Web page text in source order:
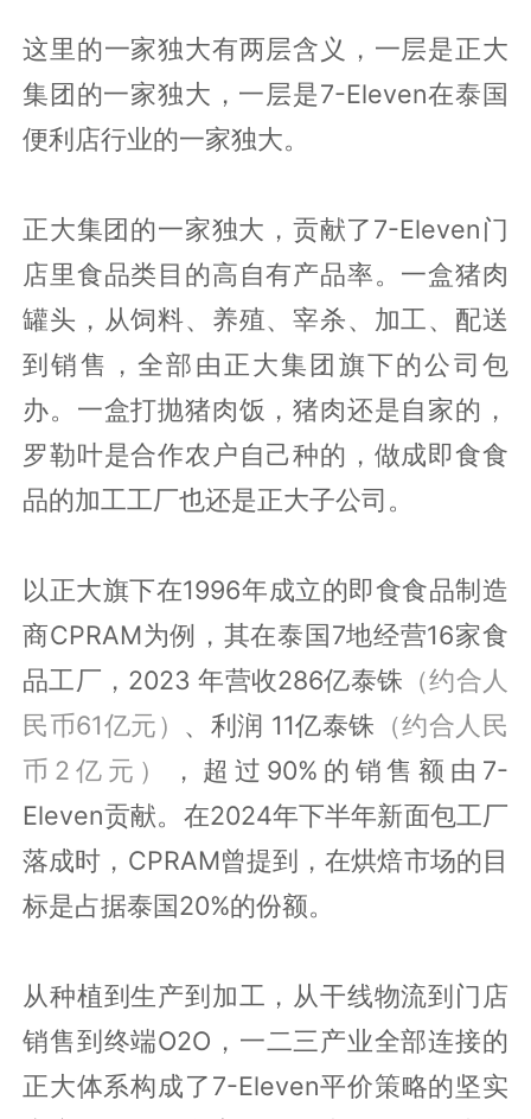
这里的一家独大有两层含义，一层是正大
集团的一家独大，一层是7-Eleven在泰国
便利店行业的一家独大。
正大集团的一家独大，贡献了7-Eleven门
店里食品类目的高自有产品率。一盒猪肉
罐头，从饲料、养殖、宰杀、加工、配送
到销售，全部由正大集团旗下的公司包
办。一盒打抛猪肉饭，猪肉还是自家的，
罗勒叶是合作农户自己种的，做成即食食
品的加工工厂也还是正大子公司。
以正大旗下在1996年成立的即食食品制造
商CPRAM为例，其在泰国7地经营16家食
品工厂，2023 年营收286亿泰铢 （约合人
民币61亿元） 、利润 11亿泰铢 （约合人民
币2亿元）
，超过90%的销售额由7-
Eleven贡献。在2024年下半年新面包工厂
落成时，CPRAM曾提到，在烘焙市场的目
标是占据泰国20%的份额。
从种植到生产到加工，从干线物流到门店
销售到终端O2O，一二三产业全部连接的
正大体系构成了7-Eleven平价策略的坚实